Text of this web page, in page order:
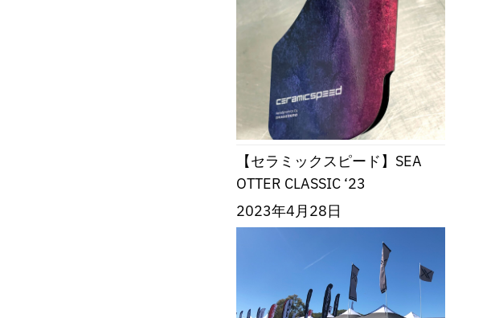
【セラミックスピード】SEA
OTTER CLASSIC ‘23
2023年4月28日